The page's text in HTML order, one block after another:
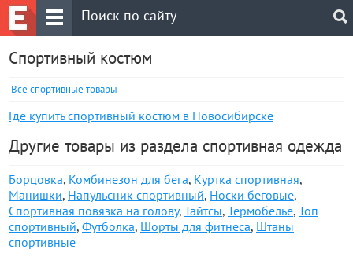
Спортивный костюм
Все спортивные товары
Где купить спортивный костюм в Новосибирске
Другие товары из раздела спортивная одежда
Борцовка, Комбинезон для бега, Куртка спортивная,
Манишки, Напульсник спортивный, Носки беговые,
Спортивная повязка на голову, Тайтсы, Термобелье, Топ
спортивный, Футболка, Шорты для фитнеса, Штаны
спортивные